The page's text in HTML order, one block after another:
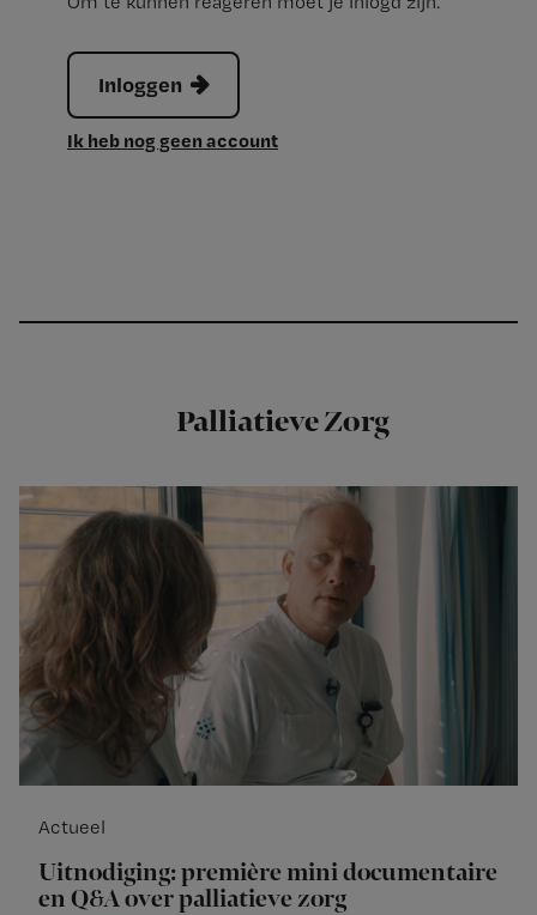
Inloggen
Ik heb nog geen account
Palliatieve Zorg
Actueel
Uitnodiging: première mini documentaire
en Q&A over palliatieve zorg